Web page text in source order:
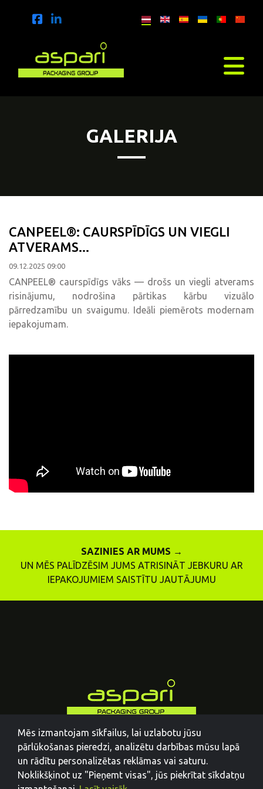
GALERIJA
CANPEEL®: CAURSPĪDĪGS UN VIEGLI
ATVERAMS...
09.12.2025 09:00
CANPEEL® caurspīdīgs vāks — drošs un viegli atverams
risinājumu, nodrošina pārtikas kārbu vizuālo
pārredzamību un svaigumu. Ideāli piemērots modernam
iepakojumam.
SAZINIES AR MUMS →
UN MĒS PALĪDZĒSIM JUMS ATRISINĀT JEBKURU AR
IEPAKOJUMIEM SAISTĪTU JAUTĀJUMU
Mēs izmantojam sīkfailus, lai uzlabotu jūsu
pārlūkošanas pieredzi, analizētu darbības mūsu lapā
un rādītu personalizētas reklāmas vai saturu.
Noklikšķinot uz "Pieņemt visas", jūs piekrītat sīkdatņu